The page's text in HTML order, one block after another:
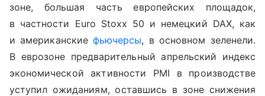
зоне, большая часть европейских площадок,
в частности Euro Stoxx 50 и немецкий DAХ, как
и американскиефьючерсы, в основном зеленели.
В еврозоне предварительный апрельский индекс
экономической активности PMI в производстве
уступил ожиданиям, оставшись в зоне снижения